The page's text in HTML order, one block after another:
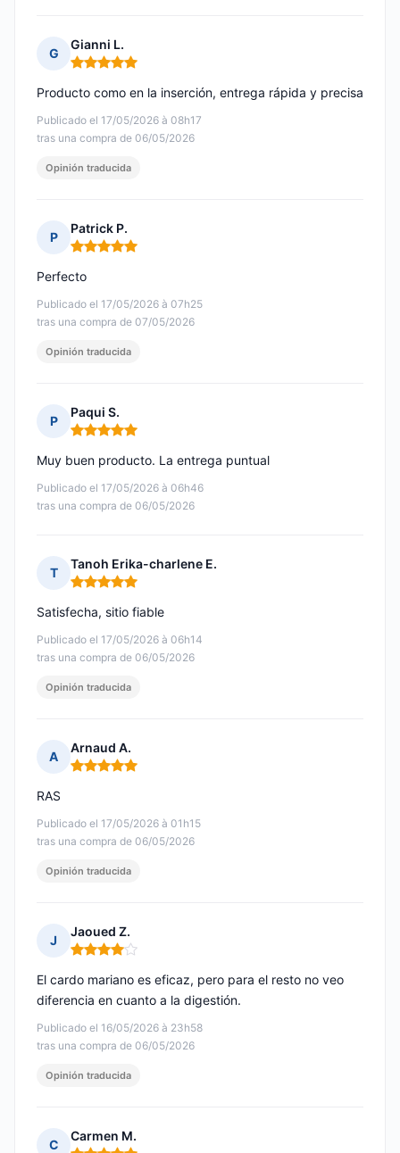
G
Gianni L.
Nota: 5 de 5
Publicado el 17/05/2026 à 08h17
tras una compra de 06/05/2026
Producto como en la inserción, entrega rápida y precisa
Opinión traducida
P
Patrick P.
Nota: 5 de 5
Publicado el 17/05/2026 à 07h25
tras una compra de 07/05/2026
Perfecto
Opinión traducida
P
Paqui S.
Nota: 5 de 5
Publicado el 17/05/2026 à 06h46
tras una compra de 06/05/2026
Muy buen producto. La entrega puntual
T
Tanoh Erika-charlene E.
Nota: 5 de 5
Publicado el 17/05/2026 à 06h14
tras una compra de 06/05/2026
Satisfecha, sitio fiable
Opinión traducida
A
Arnaud A.
Nota: 5 de 5
Publicado el 17/05/2026 à 01h15
tras una compra de 06/05/2026
RAS
Opinión traducida
J
Jaoued Z.
Nota: 4 de 5
Publicado el 16/05/2026 à 23h58
tras una compra de 06/05/2026
El cardo mariano es eficaz, pero para el resto no veo
diferencia en cuanto a la digestión.
Opinión traducida
C
Carmen M.